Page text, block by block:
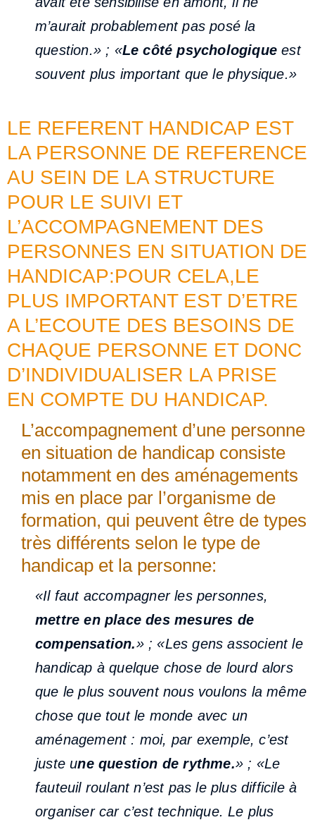
m’aurait probablement pas posé la
question.» ; «Le côté psychologique est
souvent plus important que le physique.»
LE REFERENT HANDICAP EST
LA PERSONNE DE REFERENCE
AU SEIN DE LA STRUCTURE
POUR LE SUIVI ET
L’ACCOMPAGNEMENT DES
PERSONNES EN SITUATION DE
HANDICAP:POUR CELA,LE
PLUS IMPORTANT EST D’ETRE
A L’ECOUTE DES BESOINS DE
CHAQUE PERSONNE ET DONC
D’INDIVIDUALISER LA PRISE
EN COMPTE DU HANDICAP.
L’accompagnement d’une personne
en situation de handicap consiste
notamment en des aménagements
mis en place par l’organisme de
formation, qui peuvent être de types
très différents selon le type de
handicap et la personne:
«Il faut accompagner les personnes,
mettre en place des mesures de
compensation.» ; «Les gens associent le
handicap à quelque chose de lourd alors
que le plus souvent nous voulons la même
chose que tout le monde avec un
aménagement : moi, par exemple, c’est
juste une question de rythme.» ; «Le
fauteuil roulant n’est pas le plus difficile à
organiser car c’est technique. Le plus